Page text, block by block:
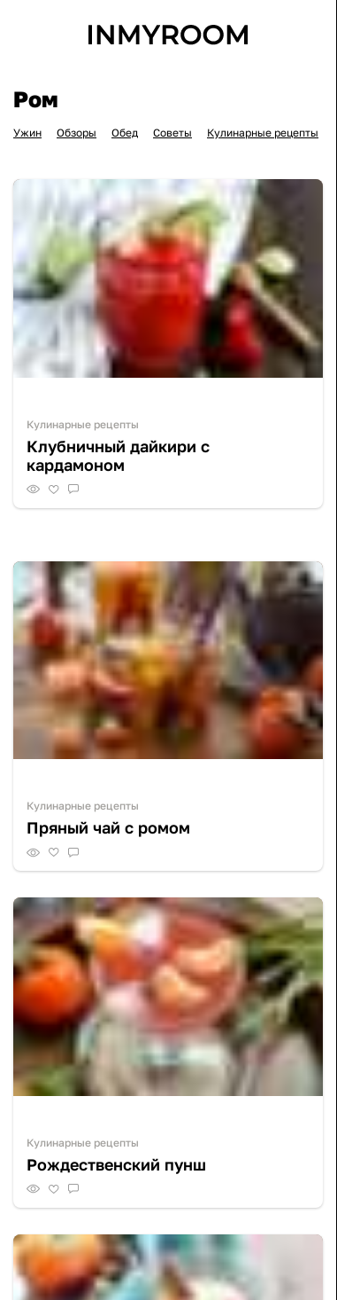
Ром
Ужин Обзоры Обед Советы Кулинарные рецепты
Кулинарные рецепты
Клубничный дайкири с
кардамоном
Кулинарные рецепты
Пряный чай с ромом
Кулинарные рецепты
Рождественский пунш